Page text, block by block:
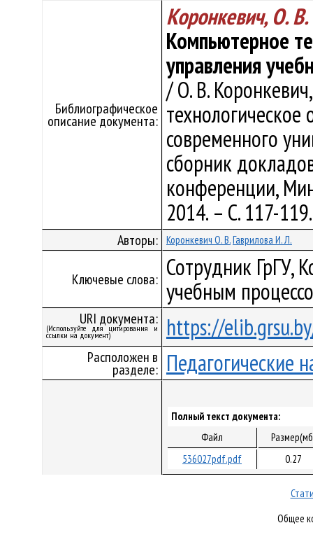
Библиографическое
описание документа:
Коронкевич, О. В.
Компьютерное
управления
/ О. В.
технологическое
современного
сборник
конференции,
2014. – С. 117-
Авторы: Коронкевич О. В.Гаврилова И. Л.
Ключевые слова: Сотрудник ГрГУ,
учебным
URI документа:
(Используйте для цитирования и
ссылки на документ) https://
Расположен в
разделе: Педагогические
Полный текст документа:
Файл
536027pdf.pdf
0.27
Общее